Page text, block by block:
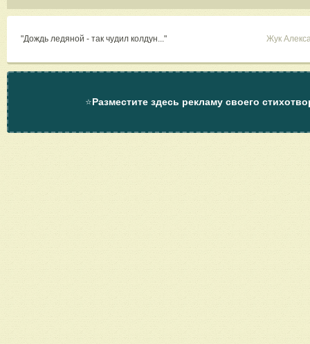
"Дождь ледяной - так чудил колдун..." Жук
⭐Разместите здесь рекламу своего